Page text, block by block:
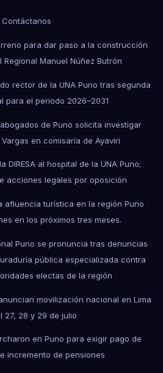
Contáctanos
para dar paso a la construcción
Regional Manuel Núñez Butrón
rector de la UNA Puno tras segunda
para el periodo 2026–2031
de Puno solicita investigar
en comisaría de Ayaviri
DIRESA al hospital de la UNA Puno;
acciones legales por oposición
afluencia turística en la región Puno
en los próximos tres meses.
Puno se pronuncia tras denuncias
pública especializada contra
electas de la región
movilización nacional en Lima
27, 28 y 29 de julio
en Puno para exigir pago de
incremento de pensiones